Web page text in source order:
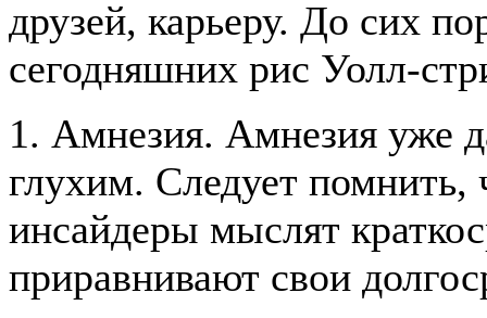
друзей, карьеру. До сих
сегодняшних рис Уолл-
1. Амнезия. Амнезия уже
глухим. Следует помнить,
инсайдеры мыслят
приравнивают свои